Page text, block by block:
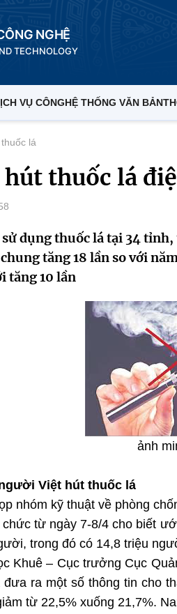
NGHỆ
TECHNOLOGY
VỤ CÔNGHỆ THỐNG VĂN BẢN
lá
hút thuốc lá
dụng thuốc lá tại 34
tăng 18 lần so với
tăng 10 lần
ảnh
Việt hút thuốc lá
nhóm kỹ thuật về phòng
từ ngày 7-8/4 cho biết
trong đó có 14,8 triệu
Khuê – Cục trưởng Cục
ra một số thông tin cho
từ 22,5% xuống 21,7%.